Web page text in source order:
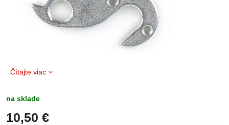
Čítajte viac
na sklade
10,50 €